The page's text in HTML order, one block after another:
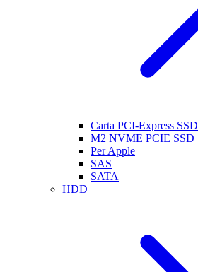
Carta PCI-Express SSD
M2 NVME PCIE SSD
Per Apple
SAS
SATA
HDD